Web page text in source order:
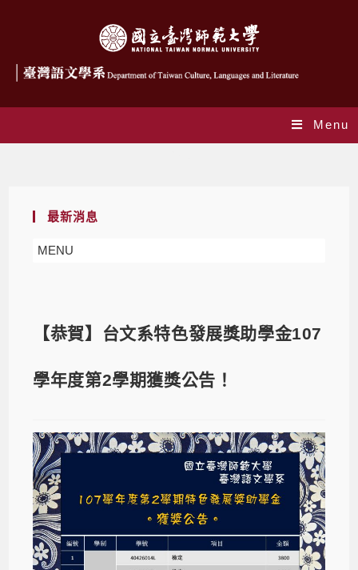
Menu
最新消息
MENU
【恭賀】台文系特色發展獎助學金107
學年度第2學期獲獎公告！